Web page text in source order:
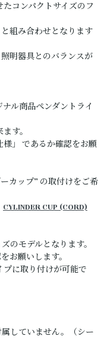
コンパクトサイズのフ
組み合わせとなります
明器具とのバランスが
ル商品ペンダントライ
す。
」 であるか確認をお願
カップ” の取付けをご希
CYLINDER CUP (CORD)
のモデルとなります。
お願いします。
に取り付けが可能で
していません。（シー